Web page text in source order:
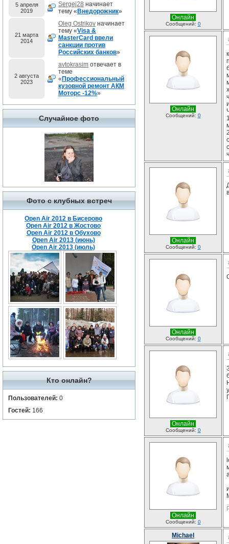
5 апреля
2019
Sergej28 начинает
тему « Внедорожник»
21 марта
2014
Oleg Ostrikov начинает
тему «Visa &
MasterCard ввели
санкции против
Российских банков»
2 августа
2023
avtokrasim отвечает в
теме
« Профессиональный
кузовной ремонт АКМ
Моторс -12%»
Случайное фото
Фото с клубных встреч
Open Air 2012 в Бисерово
Open Air 2012 в Жостово
Open Air 2012 в Обухово
Open Air 2013 (июнь)
Open Air 2013 (июль)
Кто онлайн?
Пользователей: 0
Гостей: 166
Онлайн
Сообщений: 0
Онлайн
Сообщений: 0
Онлайн
Сообщений: 0
Онлайн
Сообщений: 0
Онлайн
Сообщений: 0
Онлайн
Сообщений: 0
Michael